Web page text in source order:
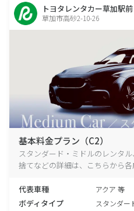
トヨタレンタカー草加駅前
草加市高砂2-10-26
基本料金プラン（C2）
スタンダード・ミドルのレンタ
捨てなどの詳細は、こちらから各
代表車種 アクア 等
ボディタイプ スタンダー